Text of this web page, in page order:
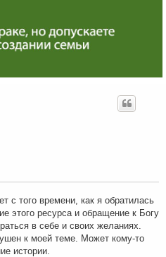
с того времени, как я обратилась
этого ресурса и обращение к Богу
в себе и своих желаниях.
к моей теме. Может кому-то
истории.